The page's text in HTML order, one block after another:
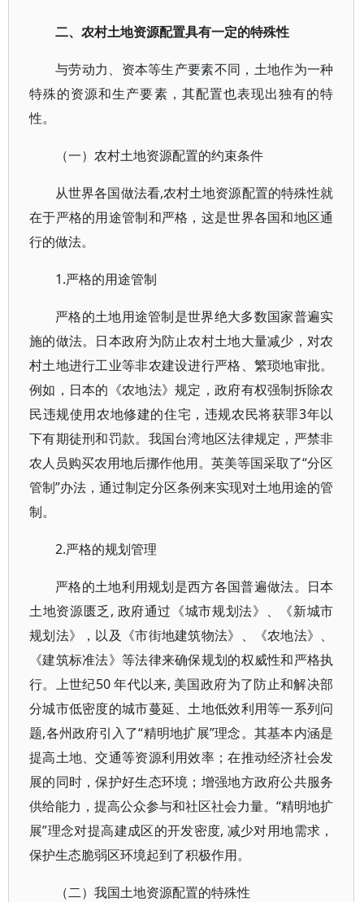
二、农村土地资源配置具有一定的特殊性
与劳动力、资本等生产要素不同，土地作为一种
特殊的资源和生产要素，其配置也表现出独有的特
性。
（一）农村土地资源配置的约束条件
从世界各国做法看,农村土地资源配置的特殊性就
在于严格的用途管制和严格，这是世界各国和地区通
行的做法。
1.严格的用途管制
严格的土地用途管制是世界绝大多数国家普遍实
施的做法。日本政府为防止农村土地大量减少，对农
村土地进行工业等非农建设进行严格、繁琐地审批。
例如，日本的《农地法》规定，政府有权强制拆除农
民违规使用农地修建的住宅，违规农民将获罪3年以
下有期徒刑和罚款。我国台湾地区法律规定，严禁非
农人员购买农用地后挪作他用。英美等国采取了“分区
管制”办法，通过制定分区条例来实现对土地用途的管
制。
2.严格的规划管理
严格的土地利用规划是西方各国普遍做法。日本
土地资源匮乏, 政府通过《城市规划法》、《新城市
规划法》，以及《市街地建筑物法》、《农地法》、
《建筑标准法》等法律来确保规划的权威性和严格执
行。上世纪50 年代以来, 美国政府为了防止和解决部
分城市低密度的城市蔓延、土地低效利用等一系列问
题,各州政府引入了“精明地扩展”理念。其基本内涵是
提高土地、交通等资源利用效率；在推动经济社会发
展的同时，保护好生态环境；增强地方政府公共服务
供给能力，提高公众参与和社区社会力量。“精明地扩
展”理念对提高建成区的开发密度, 减少对用地需求，
保护生态脆弱区环境起到了积极作用。
（二）我国土地资源配置的特殊性